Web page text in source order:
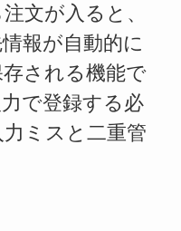
文が入ると、
報が自動的に
される機能で
で登録する必
ミスと二重管